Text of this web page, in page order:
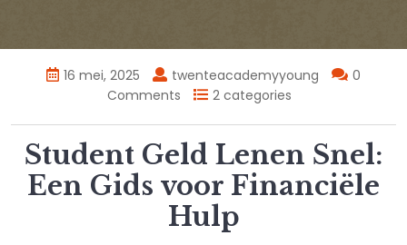
16 mei, 2025 twenteacademyyoung
0
Comments
2 categories
Student Geld Lenen Snel:
Een Gids voor Financiële
Hulp